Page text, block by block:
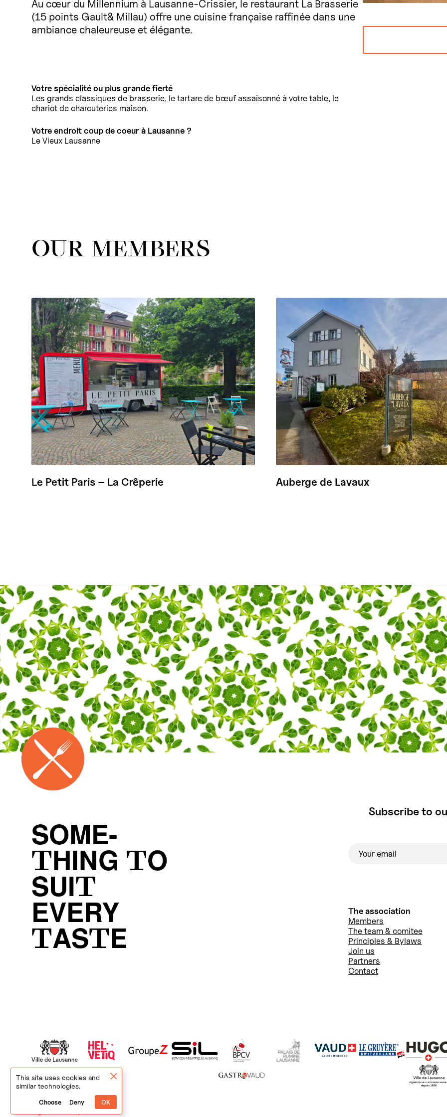
This site uses cookies and
similar technologies.
OK
Deny
Choose
Au cœur du Millennium à Lausanne-Crissier, le restaurant La Brasserie
(15 points Gault& Millau) offre une cuisine française raffinée dans une
ambiance chaleureuse et élégante.
Votre spécialité ou plus grande fierté
Les grands classiques de brasserie, le tartare de bœuf assaisonné à votre table, le
chariot de charcuteries maison.
Votre endroit coup de coeur à Lausanne ?
Le Vieux Lausanne
OUR MEMBERS
Le Petit Paris – La Crêperie Auberge de Lavaux
SOME-
THING TO
SUIT
EVERY
TASTE
Subscribe to
The association
Members
The team & comitee
Principles & Bylaws
Join us
Partners
Contact